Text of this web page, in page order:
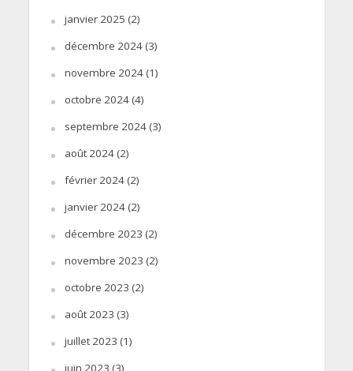
janvier 2025 (2)
décembre 2024(3)
novembre 2024(1)
octobre 2024(4)
septembre 2024(3)
août 2024(2)
février 2024(2)
janvier 2024(2)
décembre 2023 (2)
novembre 2023 (2)
octobre 2023 (2)
août 2023 (3)
juillet 2023 (1)
juin 2023 (3)